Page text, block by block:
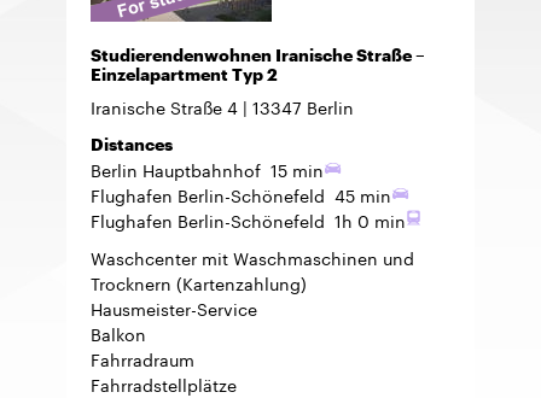
Studierendenwohnen Iranische Straße –
Einzelapartment Typ 2
Iranische Straße 4 13347 Berlin
Distances
Berlin Hauptbahnhof 15 min
Flughafen Berlin-Schönefeld 45 min
Flughafen Berlin-Schönefeld 1h 0 min
Waschcenter mit Waschmaschinen und
Trocknern (Kartenzahlung)
Hausmeister-Service
Balkon
Fahrradraum
Fahrradstellplätze